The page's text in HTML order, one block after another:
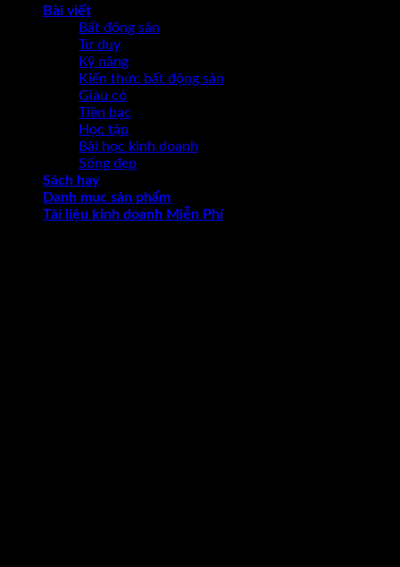
Bài viết
Bất động sản
Tư duy
Kỹ năng
Kiến thức bất động sản
Giàu có
Tiền bạc
Học tập
Bài học kinh doanh
Sống đẹp
Sách hay
Danh mục sản phẩm
Tài liệu kinh doanh Miễn Phí